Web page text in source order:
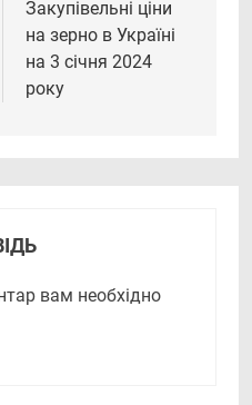
Закупівельні ціни
на зерно в Україні
на 3 січня 2024
року
вам необхідно